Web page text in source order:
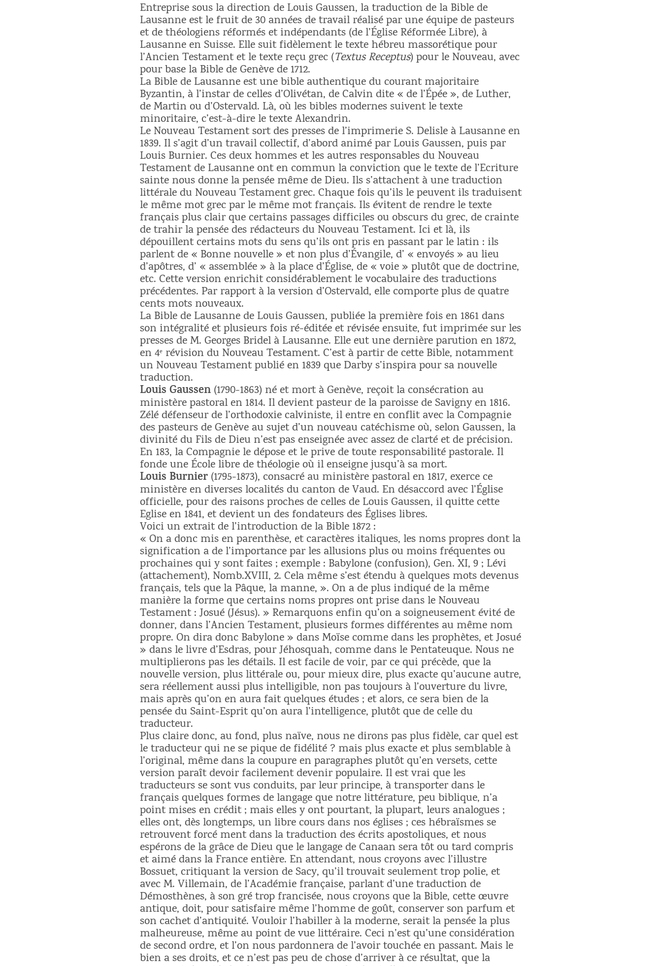
Entreprise sous la direction de Louis Gaussen, la traduction de la Bible de
Lausanne est le fruit de 30 années de travail réalisé par une équipe de pasteurs
et de théologiens réformés et indépendants (de l’Église Réformée Libre), à
Lausanne en Suisse. Elle suit fidèlement le texte hébreu massorétique pour
l’Ancien Testament et le texte reçu grec (Textus Receptus) pour le Nouveau, avec
pour base la Bible de Genève de 1712.
La Bible de Lausanne est une bible authentique du courant majoritaire
Byzantin, à l’instar de celles d’Olivétan, de Calvin dite « de l’Épée », de Luther,
de Martin ou d’Ostervald. Là, où les bibles modernes suivent le texte
minoritaire, c’est-à-dire le texte Alexandrin.
Le Nouveau Testament sort des presses de l’imprimerie S. Delisle à Lausanne en
1839. Il s’agit d’un travail collectif, d’abord animé par Louis Gaussen, puis par
Louis Burnier. Ces deux hommes et les autres responsables du Nouveau
Testament de Lausanne ont en commun la conviction que le texte de l’Ecriture
sainte nous donne la pensée même de Dieu. Ils s’attachent à une traduction
littérale du Nouveau Testament grec. Chaque fois qu’ils le peuvent ils traduisent
le même mot grec par le même mot français. Ils évitent de rendre le texte
français plus clair que certains passages difficiles ou obscurs du grec, de crainte
de trahir la pensée des rédacteurs du Nouveau Testament. Ici et là, ils
dépouillent certains mots du sens qu’ils ont pris en passant par le latin : ils
parlent de « Bonne nouvelle » et non plus d’Évangile, d’ « envoyés » au lieu
d’apôtres, d’ « assemblée » à la place d’Église, de « voie » plutôt que de doctrine,
etc. Cette version enrichit considérablement le vocabulaire des traductions
précédentes. Par rapport à la version d’Ostervald, elle comporte plus de quatre
cents mots nouveaux.
La Bible de Lausanne de Louis Gaussen, publiée la première fois en 1861 dans
son intégralité et plusieurs fois ré-éditée et révisée ensuite, fut imprimée sur les
presses de M. Georges Bridel à Lausanne. Elle eut une dernière parution en 1872,
en 4ᵉ révision du Nouveau Testament. C’est à partir de cette Bible, notamment
un Nouveau Testament publié en 1839 que Darby s’inspira pour sa nouvelle
traduction.
Louis Gaussen (1790-1863) né et mort à Genève, reçoit la consécration au
ministère pastoral en 1814. Il devient pasteur de la paroisse de Savigny en 1816.
Zélé défenseur de l’orthodoxie calviniste, il entre en conflit avec la Compagnie
des pasteurs de Genève au sujet d’un nouveau catéchisme où, selon Gaussen, la
divinité du Fils de Dieu n’est pas enseignée avec assez de clarté et de précision.
En 183, la Compagnie le dépose et le prive de toute responsabilité pastorale. Il
fonde une École libre de théologie où il enseigne jusqu’à sa mort.
Louis Burnier (1795-1873), consacré au ministère pastoral en 1817, exerce ce
ministère en diverses localités du canton de Vaud. En désaccord avec l’Église
officielle, pour des raisons proches de celles de Louis Gaussen, il quitte cette
Eglise en 1841, et devient un des fondateurs des Églises libres.
Voici un extrait de l’introduction de la Bible 1872 :
« On a donc mis en parenthèse, et caractères italiques, les noms propres dont la
signification a de l’importance par les allusions plus ou moins fréquentes ou
prochaines qui y sont faites ; exemple : Babylone (confusion), Gen. XI, 9 ; Lévi
(attachement), Nomb.XVIII, 2. Cela même s’est étendu à quelques mots devenus
français, tels que la Pâque, la manne, ». On a de plus indiqué de la même
manière la forme que certains noms propres ont prise dans le Nouveau
Testament : Josué (Jésus). » Remarquons enfin qu’on a soigneusement évité de
donner, dans l’Ancien Testament, plusieurs formes différentes au même nom
propre. On dira donc Babylone » dans Moïse comme dans les prophètes, et Josué
» dans le livre d’Esdras, pour Jéhosquah, comme dans le Pentateuque. Nous ne
multiplierons pas les détails. Il est facile de voir, par ce qui précède, que la
nouvelle version, plus littérale ou, pour mieux dire, plus exacte qu’aucune autre,
sera réellement aussi plus intelligible, non pas toujours à l’ouverture du livre,
mais après qu’on en aura fait quelques études ; et alors, ce sera bien de la
pensée du Saint-Esprit qu’on aura l’intelligence, plutôt que de celle du
traducteur.
Plus claire donc, au fond, plus naïve, nous ne dirons pas plus fidèle, car quel est
le traducteur qui ne se pique de fidélité ? mais plus exacte et plus semblable à
l’original, même dans la coupure en paragraphes plutôt qu’en versets, cette
version paraît devoir facilement devenir populaire. Il est vrai que les
traducteurs se sont vus conduits, par leur principe, à transporter dans le
français quelques formes de langage que notre littérature, peu biblique, n’a
point mises en crédit ; mais elles y ont pourtant, la plupart, leurs analogues ;
elles ont, dès longtemps, un libre cours dans nos églises ; ces hébraïsmes se
retrouvent forcé ment dans la traduction des écrits apostoliques, et nous
espérons de la grâce de Dieu que le langage de Canaan sera tôt ou tard compris
et aimé dans la France entière. En attendant, nous croyons avec l’illustre
Bossuet, critiquant la version de Sacy, qu’il trouvait seulement trop polie, et
avec M. Villemain, de l’Académie française, parlant d’une traduction de
Démosthènes, à son gré trop francisée, nous croyons que la Bible, cette œuvre
antique, doit, pour satisfaire même l’homme de goût, conserver son parfum et
son cachet d’antiquité. Vouloir l’habiller à la moderne, serait la pensée la plus
malheureuse, même au point de vue littéraire. Ceci n’est qu’une considération
de second ordre, et l’on nous pardonnera de l’avoir touchée en passant. Mais le
bien a ses droits, et ce n’est pas peu de chose d’arriver à ce résultat, que la